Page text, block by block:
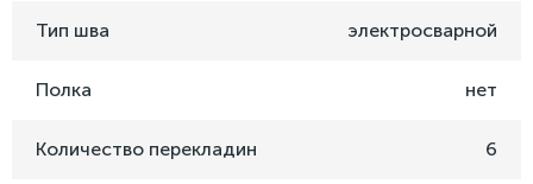
Тип шва электросварной
Полка нет
Количество перекладин 6